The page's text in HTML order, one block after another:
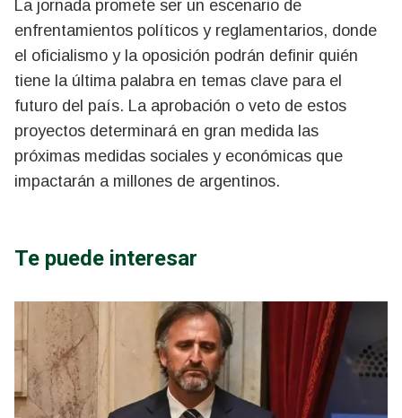
La jornada promete ser un escenario de
enfrentamientos políticos y reglamentarios, donde
el oficialismo y la oposición podrán definir quién
tiene la última palabra en temas clave para el
futuro del país. La aprobación o veto de estos
proyectos determinará en gran medida las
próximas medidas sociales y económicas que
impactarán a millones de argentinos.
Te puede interesar